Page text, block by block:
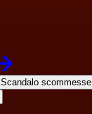
Scandalo scommesse